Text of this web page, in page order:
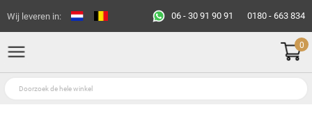
Wij leveren in: 06 - 30 91 90 91 0180 - 663 834
0